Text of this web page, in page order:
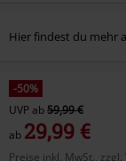
Hier findest du mehr
-50%
UVPab59,99 €
ab 29,99 €
Preise inkl. MwSt.,